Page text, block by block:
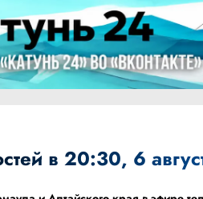
в 20:30, 6